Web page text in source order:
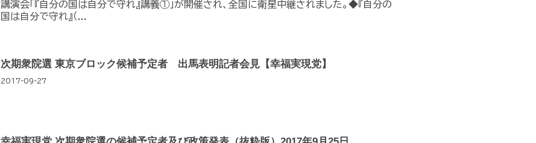
講演会「『自分の国は自分で守れ』講義①」が開催され、全国に衛星中継されました。◆『自分の
国は自分で守れ』（...
次期衆院選 東京ブロック候補予定者 出馬表明記者会見【幸福実現党】
2017-09-27